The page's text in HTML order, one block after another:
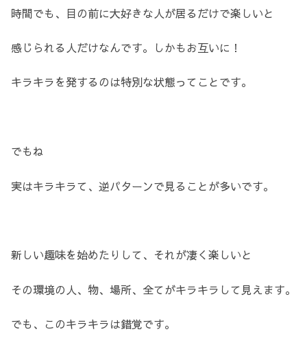
時間でも、目の前に大好きな人が居るだけで楽しいと
感じられる人だけなんです。しかもお互いに！
キラキラを発するのは特別な状態ってことです。
でもね
実はキラキラて、逆パターンで見ることが多いです。
新しい趣味を始めたりして、それが凄く楽しいと
その環境の人、物、場所、全てがキラキラして見えます。
でも、このキラキラは錯覚です。